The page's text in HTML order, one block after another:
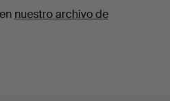
nuestro archivo de